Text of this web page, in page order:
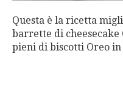
Questa è la ricetta
barrette di cheesecake
pieni di biscotti Oreo in